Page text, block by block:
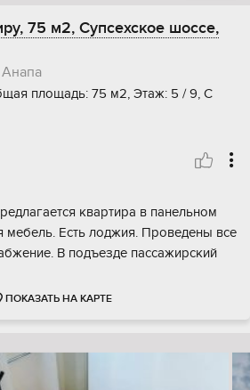
75 м2, Супсехское шоссе,
площадь: 75 м2, Этаж: 5 / 9, С
квартира в панельном
мебель. Есть лоджия. Проведены все
В подъезде пассажирский
ПОКАЗАТЬ НА КАРТЕ